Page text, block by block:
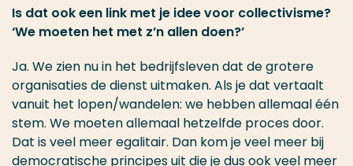
Is dat ook een link met je idee voor collectivisme?
‘We moeten het met z’n allen doen?’
Ja. We zien nu in het bedrijfsleven dat de grotere
organisaties de dienst uitmaken. Als je dat vertaalt
vanuit het lopen/wandelen: we hebben allemaal één
stem. We moeten allemaal hetzelfde proces door.
Dat is veel meer egalitair. Dan kom je veel meer bij
democratische principes uit die je dus ook veel meer